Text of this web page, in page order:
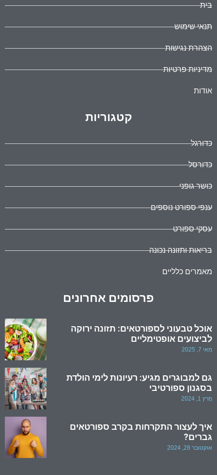
בית
תנאי שימוש
הצהרת נגישות
מדיניות פרטיות
אודות
קטגוריות
כדורגל
כדורסל
כושר גופני
ענפי ספורט נוספים
עסקי ספורט
בריאות ותזונה נכונה
מאמרים כלליים
פרסומים אחרונים
אוכל טבעוני לספורטאים: תזונה ירוקה
לביצועים אופטימליים
מאי 7, 2025
גם למבוגרים מגיע: רעיונות לימי הולדת
בסגנון ספורטיבי
מרץ 1, 2024
איך לעצור התקרחות בקרב ספורטאים
גברים?
אוקטובר 28, 2024